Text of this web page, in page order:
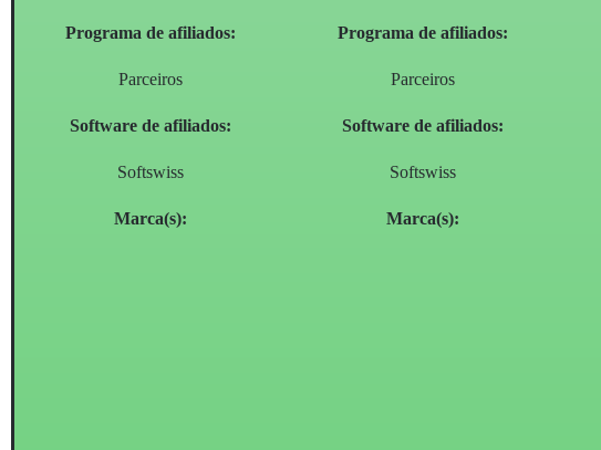
Programa de afiliados:
Parceiros
Software de afiliados:
Softswiss
Marca(s):
Programa de afiliados:
Parceiros
Software de afiliados:
Softswiss
Marca(s):